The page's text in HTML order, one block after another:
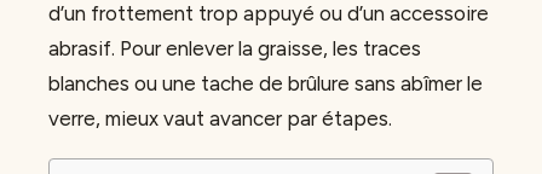
d’un frottement trop appuyé ou d’un accessoire
abrasif. Pour enlever la graisse, les traces
blanches ou une tache de brûlure sans abîmer le
verre, mieux vaut avancer par étapes.